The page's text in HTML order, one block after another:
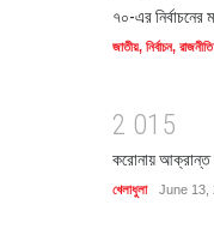
৭০-এর নির্বাচনের
জাতীয়, নির্বাচন, রাজনীতি
2 01 5
করোনায় আক্রান্ত
খেলাধুলা June 13,